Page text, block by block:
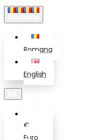
Romana
English
€
Euro